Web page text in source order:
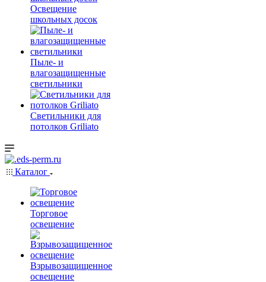
Освещение
школьных досок
Пыле- и
влагозащищенные
светильники
Светильники для
потолков Griliato
Каталог
Торговое
освещение
Взрывозащищенное
освещение